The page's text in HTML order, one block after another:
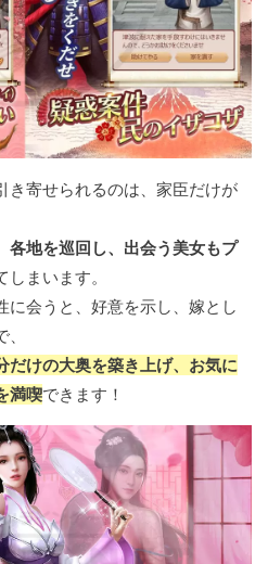
き寄せられるのは、家臣だけが
各地を巡回し、出会う美女もプ
しまいます。
に会うと、好意を示し、嫁とし
だけの大奥を築き上げ、お気に
満喫できます！